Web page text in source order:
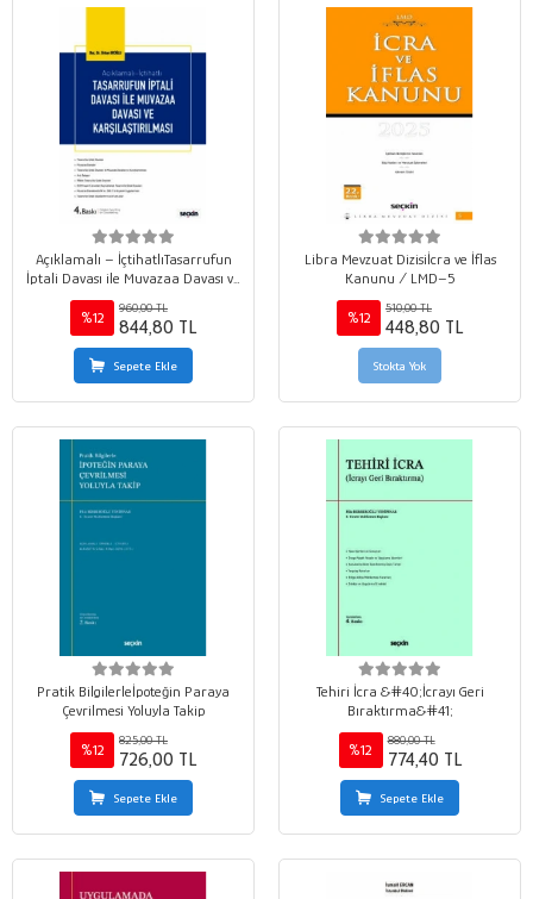
Açıklamalı – İçtihatlıTasarrufun
İptali Davası ile Muvazaa Davası ve
Karşılaştırılması
%12
960,00 TL
844,80 TL
Sepete Ekle
Libra Mevzuat Dizisiİcra ve İflas
Kanunu / LMD–5
%12
510,00 TL
448,80 TL
Stokta Yok
Pratik Bilgilerleİpoteğin Paraya
Çevrilmesi Yoluyla Takip
%12
825,00 TL
726,00 TL
Sepete Ekle
Tehiri İcra &#40;İcrayı Geri
Bıraktırma&#41;
%12
880,00 TL
774,40 TL
Sepete Ekle